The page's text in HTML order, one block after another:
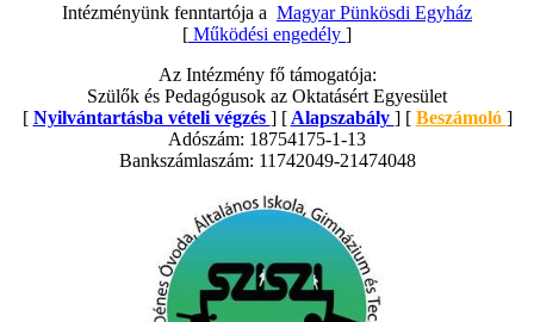
Intézményünk fenntartója a Magyar Pünkösdi Egyház
[ Működési engedély ]
Az Intézmény fő támogatója:
Szülők és Pedagógusok az Oktatásért Egyesület
[ Nyilvántartásba vételi végzés ] [ Alapszabály ] [ Beszámoló ]
Adószám: 18754175-1-13
Bankszámlaszám: 11742049-21474048